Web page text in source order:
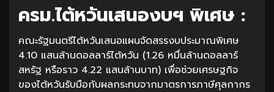
ครม.ไต้หวันเสนองบฯ พิเศษ :
คณะรัฐมนตรีไต้หวันเสนอแผนจัดสรรงบประมาณพิเศษ
4.10 แสนล้านดอลลาร์ไต้หวัน (1.26 หมื่นล้านดอลลาร์
สหรัฐ หรือราว 4.22 แสนล้านบาท) เพื่อช่วยเศรษฐกิจ
ของไต้หวันรับมือกับผลกระทบจากมาตรการภาษีศุลกากร